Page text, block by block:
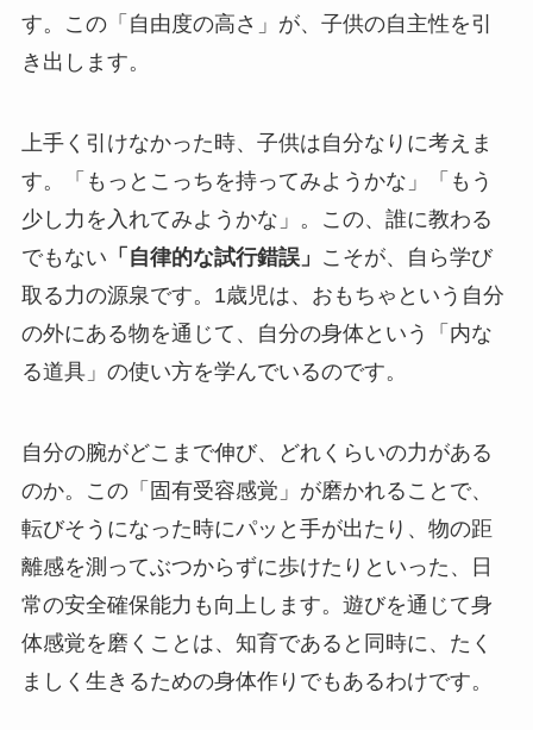
す。この「自由度の高さ」が、子供の自主性を引
き出します。
上手く引けなかった時、子供は自分なりに考えま
す。「もっとこっちを持ってみようかな」「もう
少し力を入れてみようかな」。この、誰に教わる
でもない 「自律的な試行錯誤」 こそが、自ら学び
取る力の源泉です。1歳児は、おもちゃという自分
の外にある物を通じて、自分の身体という「内な
る道具」の使い方を学んでいるのです。
自分の腕がどこまで伸び、どれくらいの力がある
のか。この「固有受容感覚」が磨かれることで、
転びそうになった時にパッと手が出たり、物の距
離感を測ってぶつからずに歩けたりといった、日
常の安全確保能力も向上します。遊びを通じて身
体感覚を磨くことは、知育であると同時に、たく
ましく生きるための身体作りでもあるわけです。